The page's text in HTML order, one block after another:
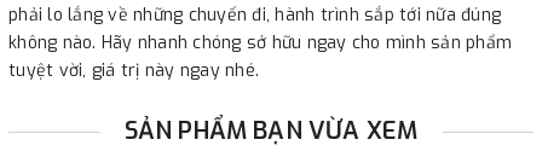
phải lo lắng về những chuyến đi, hành trình sắp tới nữa đúng
không nào. Hãy nhanh chóng sở hữu ngay cho mình sản phẩm
tuyệt vời, giá trị này ngay nhé.
SẢN PHẨM BẠN VỪA XEM